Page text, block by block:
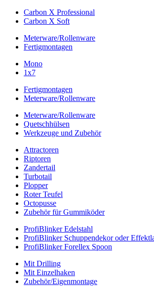
Carbon X Professional
Carbon X Soft
Meterware/Rollenware
Fertigmontagen
Mono
1x7
Fertigmontagen
Meterware/Rollenware
Meterware/Rollenware
Quetschhülsen
Werkzeuge und Zubehör
Attractoren
Riptoren
Zandertail
Turbotail
Plopper
Roter Teufel
Octopusse
Zubehör für Gummiköder
ProfiBlinker Edelstahl
ProfiBlinker Schuppendekor oder
ProfiBlinker Forellex Spoon
Mit Drilling
Mit Einzelhaken
Zubehör/Eigenmontage